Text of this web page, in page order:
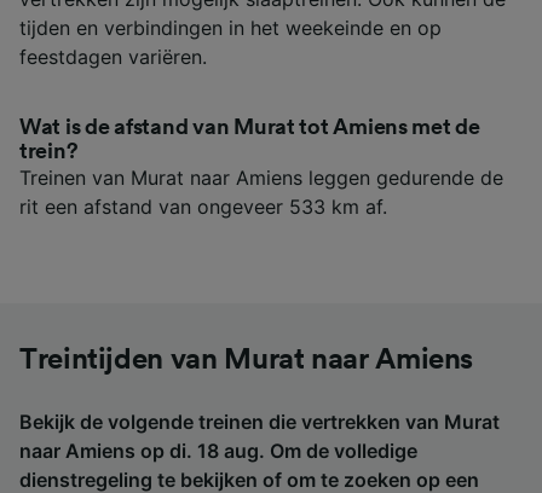
tijden en verbindingen in het weekeinde en op
feestdagen variëren.
Wat is de afstand van Murat tot Amiens met de
trein?
Treinen van Murat naar Amiens leggen gedurende de
rit een afstand van ongeveer 533 km af.
Treintijden van Murat naar Amiens
Bekijk de volgende treinen die vertrekken van Murat
naar Amiens op di. 18 aug. Om de volledige
dienstregeling te bekijken of om te zoeken op een